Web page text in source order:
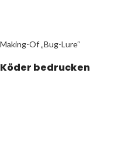
Making-Of „Bug-Lure“
Köder bedrucken